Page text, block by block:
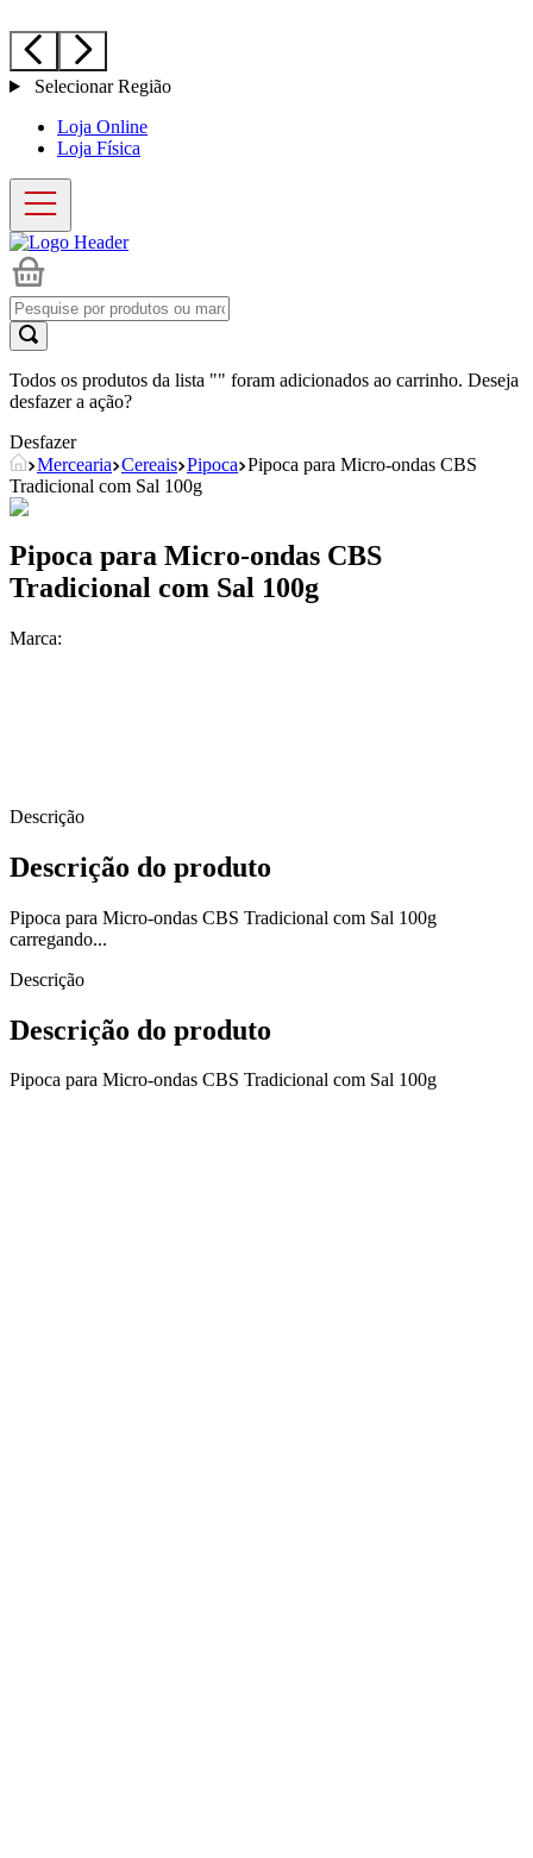
Selecionar Região
Loja Online
Loja Física
Todos os produtos da lista "" foram adicionados ao carrinho. Deseja
desfazer a ação?
Desfazer
Mercearia Cereais Pipoca Pipoca para Micro-ondas CBS
Tradicional com Sal 100g
Pipoca para Micro-ondas CBS
Tradicional com Sal 100g
Marca:
Descrição
Descrição do produto
Pipoca para Micro-ondas CBS Tradicional com Sal 100g
carregando...
Descrição
Descrição do produto
Pipoca para Micro-ondas CBS Tradicional com Sal 100g